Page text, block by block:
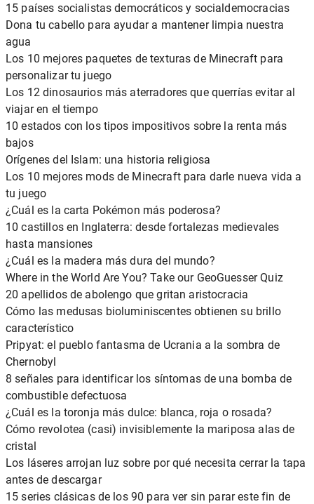
15 países socialistas democráticos y socialdemocracias
Dona tu cabello para ayudar a mantener limpia nuestra
agua
Los 10 mejores paquetes de texturas de Minecraft para
personalizar tu juego
Los 12 dinosaurios más aterradores que querrías evitar al
viajar en el tiempo
10 estados con los tipos impositivos sobre la renta más
bajos
Orígenes del Islam: una historia religiosa
Los 10 mejores mods de Minecraft para darle nueva vida a
tu juego
¿Cuál es la carta Pokémon más poderosa?
10 castillos en Inglaterra: desde fortalezas medievales
hasta mansiones
¿Cuál es la madera más dura del mundo?
Where in the World Are You? Take our GeoGuesser Quiz
20 apellidos de abolengo que gritan aristocracia
Cómo las medusas bioluminiscentes obtienen su brillo
característico
Pripyat: el pueblo fantasma de Ucrania a la sombra de
Chernobyl
8 señales para identificar los síntomas de una bomba de
combustible defectuosa
¿Cuál es la toronja más dulce: blanca, roja o rosada?
Cómo revolotea (casi) invisiblemente la mariposa alas de
cristal
Los láseres arrojan luz sobre por qué necesita cerrar la tapa
antes de descargar
15 series clásicas de los 90 para ver sin parar este fin de